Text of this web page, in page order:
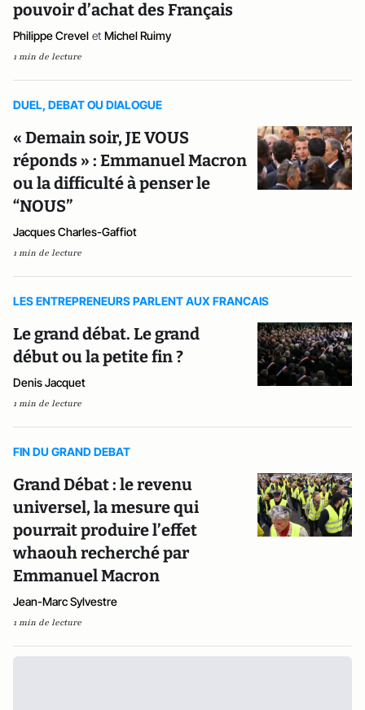
pouvoir d’achat des Français
Philippe Crevel et Michel Ruimy
1 min de lecture
DUEL, DEBAT OU DIALOGUE
« Demain soir, JE VOUS
réponds » : Emmanuel Macron
ou la difficulté à penser le
“NOUS”
Jacques Charles-Gaffiot
1 min de lecture
LES ENTREPRENEURS PARLENT AUX FRANCAIS
Le grand débat. Le grand
début ou la petite fin ?
Denis Jacquet
1 min de lecture
FIN DU GRAND DEBAT
Grand Débat : le revenu
universel, la mesure qui
pourrait produire l’effet
whaouh recherché par
Emmanuel Macron
Jean-Marc Sylvestre
1 min de lecture